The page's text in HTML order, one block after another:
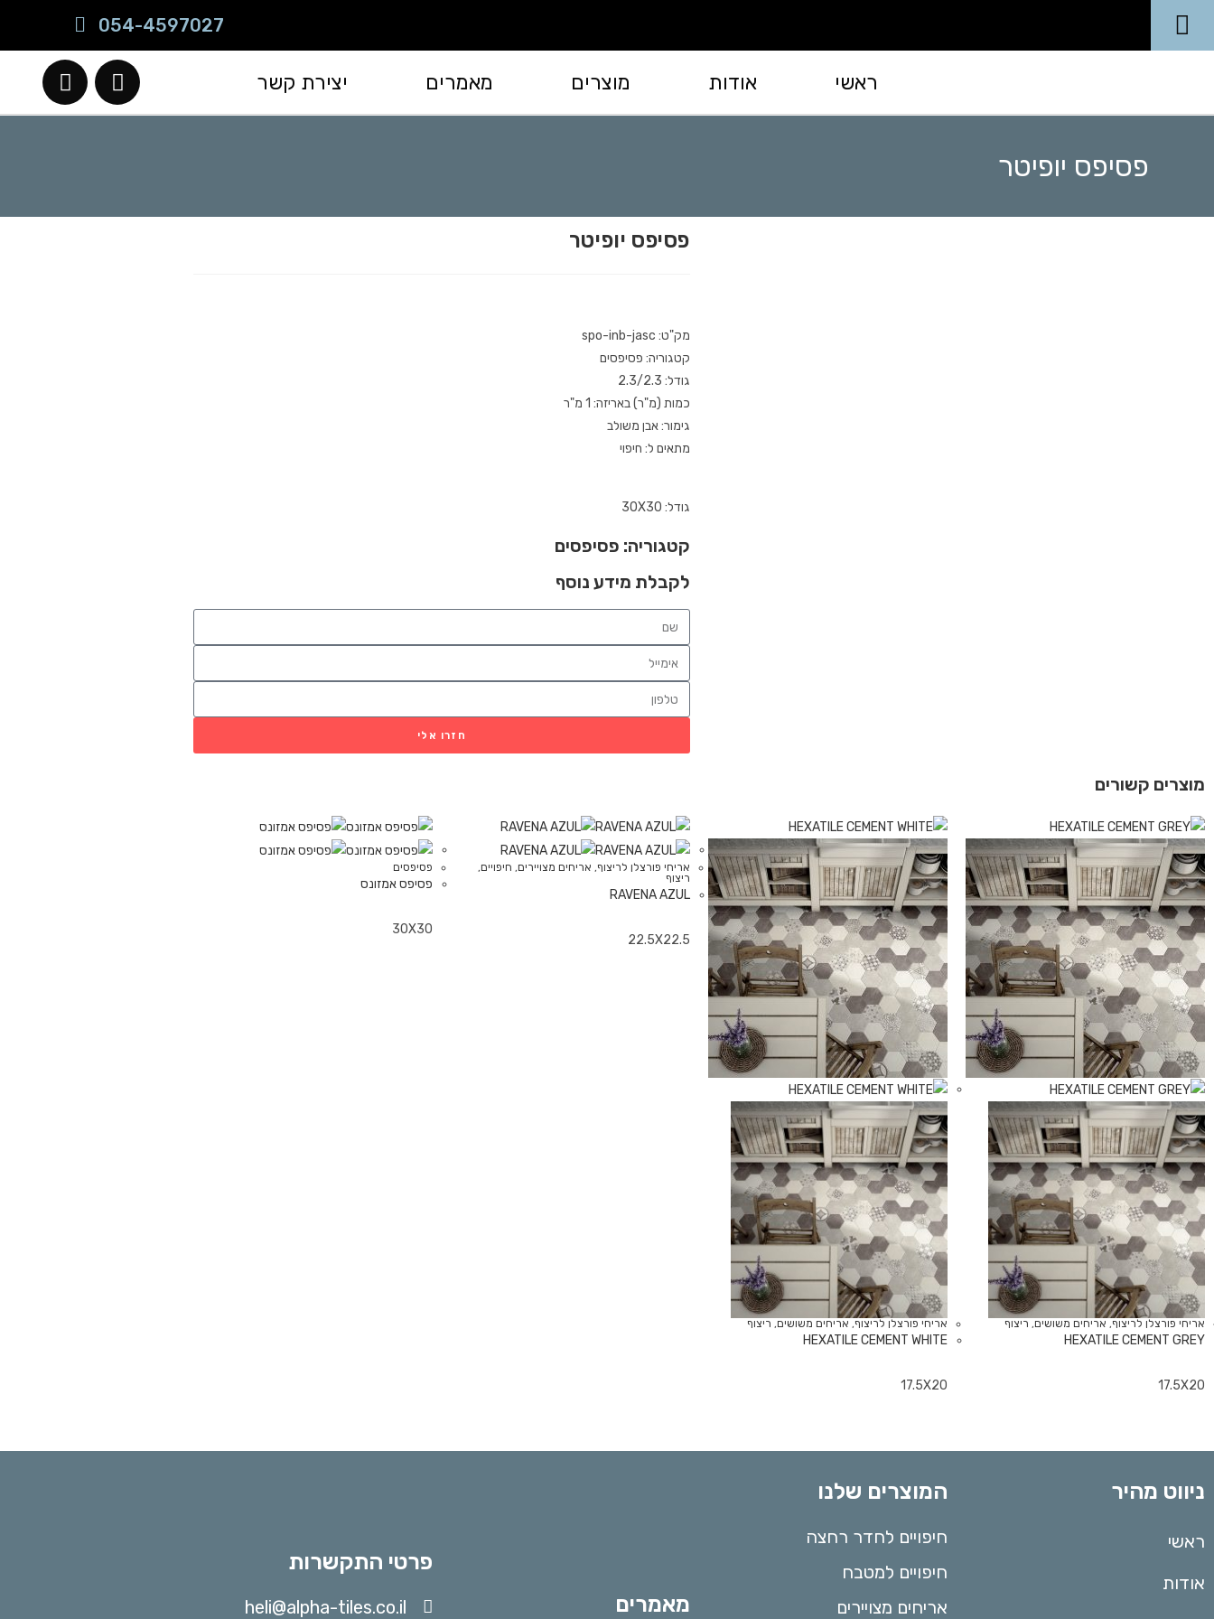
054-4597027
ראשי אודות מוצרים מאמרים יצירת קשר
פסיפס יופיטר
פסיפס יופיטר
מק"ט: spo-inb-jasc
קטגוריה: פסיפסים
גודל: 2.3/2.3
כמות (מ"ר) באריזה: 1 מ"ר
גימור: אבן משולב
מתאים ל: חיפוי
גודל: 30X30
קטגוריה: פסיפסים
לקבלת מידע נוסף
חזרו אלי
מוצרים קשורים
אריחי פורצלן לריצוף, אריחים משושים, ריצוף
HEXATILE CEMENT GREY
17.5X20
אריחי פורצלן לריצוף, אריחים משושים, ריצוף
HEXATILE CEMENT WHITE
17.5X20
אריחי פורצלן לריצוף, אריחים מצויירים, חיפויים,
ריצוף
RAVENA AZUL
22.5X22.5
פסיפסים
פסיפס אמזונס
30X30
ניווט מהיר
ראשי
אודות
המוצרים שלנו
חיפויים לחדר רחצה
חיפויים למטבח
אריחים מצויירים
מאמרים
פרטי התקשרות
heli@alpha-tiles.co.il